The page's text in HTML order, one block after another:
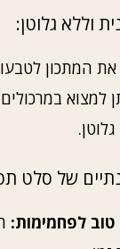
וללא גלוטן:
את המתכון
למצוא
של סלט
טוב לפחמימות: